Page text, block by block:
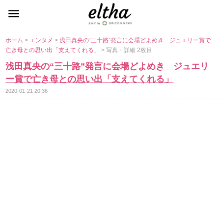
ホーム> エンタメ>浅田真央の“三十路”発言に会場どよめき ジュエリー賞で
亡き母との思い出「支えてくれる」> 写真・詳細 2枚目
浅田真央の“三十路”発言に会場どよめき ジュエリ
ー賞で亡き母との思い出「支えてくれる」
2020-01-21 20:36